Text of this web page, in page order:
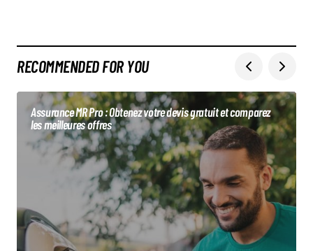
RECOMMENDED FOR YOU
Assurance MR Pro : Obtenez votre devis gratuit et comparez
les meilleures offres